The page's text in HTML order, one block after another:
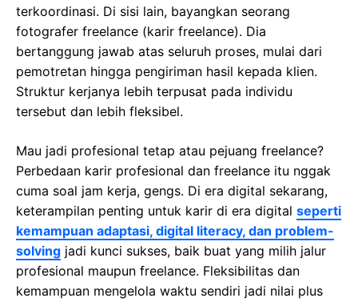
terkoordinasi. Di sisi lain, bayangkan seorang
fotografer freelance (karir freelance). Dia
bertanggung jawab atas seluruh proses, mulai dari
pemotretan hingga pengiriman hasil kepada klien.
Struktur kerjanya lebih terpusat pada individu
tersebut dan lebih fleksibel.
Mau jadi profesional tetap atau pejuang freelance?
Perbedaan karir profesional dan freelance itu nggak
cuma soal jam kerja, gengs. Di era digital sekarang,
keterampilan penting untuk karir di era digital seperti
kemampuan adaptasi, digital literacy, dan problem-
solving jadi kunci sukses, baik buat yang milih jalur
profesional maupun freelance. Fleksibilitas dan
kemampuan mengelola waktu sendiri jadi nilai plus